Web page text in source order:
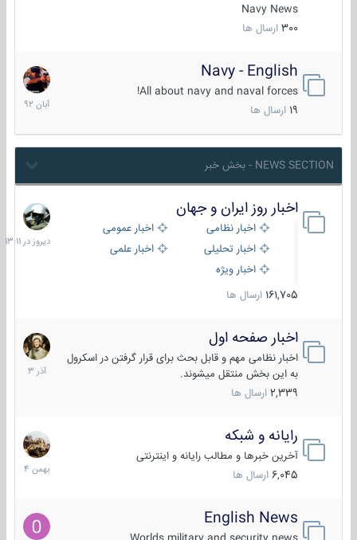
Navy News
300 ارسال ها
Navy - English
All about navy and naval forces!
ارسال ها
22
آبان
1392
NEWS SECTION - بخش خبر
اخبار روز ایران و جهان
اخبار نظامی
اخبار عمومی
اخبار تحلیلی
اخبار علمی
اخبار ویژه
161,705 ارسال ها
دیروز
در
13:11
اخبار صفحه اول
اخبار نظامی مهم و قابل بحث برای قرار گرفتن در اسکرول
به این بخش منتقل میشوند.
2,339 ارسال ها
7
آذر
1403
رایانه و شبکه
آخرین خبرها و مطالب رایانه و اینترنتی
6,045 ارسال ها
30
بهمن
1404
English News
10